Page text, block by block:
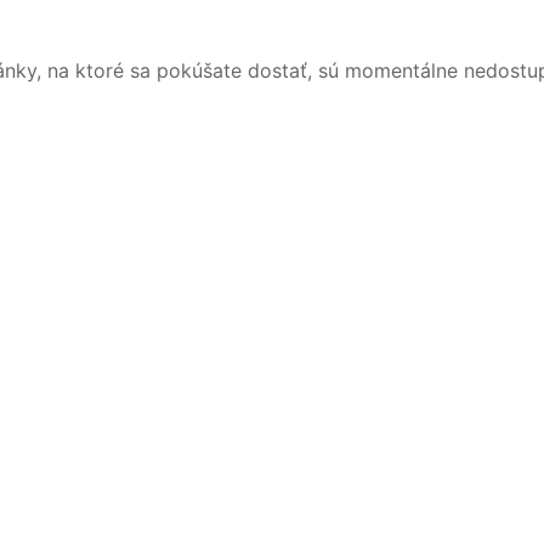
na ktoré sa pokúšate dostať, sú momentálne